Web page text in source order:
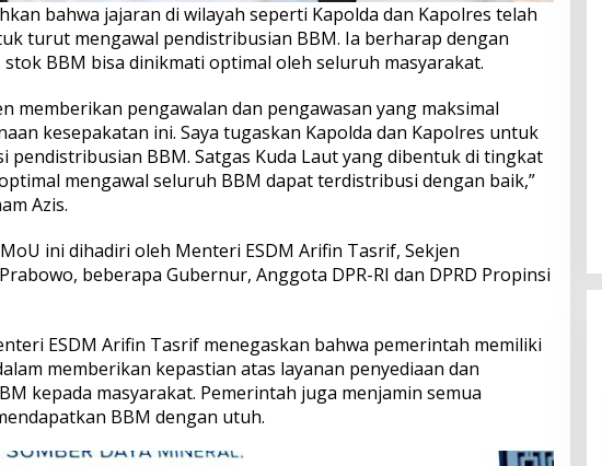
bahwa jajaran di wilayah seperti Kapolda dan Kapolres telah
turut mengawal pendistribusian BBM. Ia berharap dengan
stok BBM bisa dinikmati optimal oleh seluruh masyarakat.
memberikan pengawalan dan pengawasan yang maksimal
kesepakatan ini. Saya tugaskan Kapolda dan Kapolres untuk
pendistribusian BBM. Satgas Kuda Laut yang dibentuk di tingkat
mengawal seluruh BBM dapat terdistribusi dengan baik,”
Azis.
ini dihadiri oleh Menteri ESDM Arifin Tasrif, Sekjen
beberapa Gubernur, Anggota DPR-RI dan DPRD Propinsi
ESDM Arifin Tasrif menegaskan bahwa pemerintah memiliki
memberikan kepastian atas layanan penyediaan dan
kepada masyarakat. Pemerintah juga menjamin semua
BBM dengan utuh.